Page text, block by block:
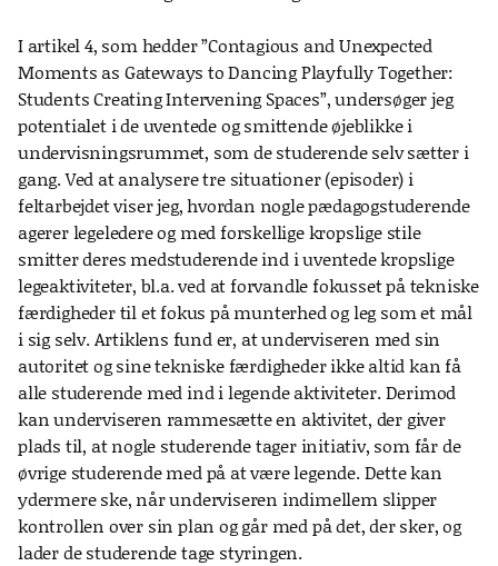
I artikel 4, som hedder ”Contagious and Unexpected
Moments as Gateways to Dancing Playfully Together:
Students Creating Intervening Spaces”, undersøger jeg
potentialet i de uventede og smittende øjeblikke i
undervisningsrummet, som de studerende selv sætter i
gang. Ved at analysere tre situationer (episoder) i
feltarbejdet viser jeg, hvordan nogle pædagogstuderende
agerer legeledere og med forskellige kropslige stile
smitter deres medstuderende ind i uventede kropslige
legeaktiviteter, bl.a. ved at forvandle fokusset på tekniske
færdigheder til et fokus på munterhed og leg som et mål
i sig selv. Artiklens fund er, at underviseren med sin
autoritet og sine tekniske færdigheder ikke altid kan få
alle studerende med ind i legende aktiviteter. Derimod
kan underviseren rammesætte en aktivitet, der giver
plads til, at nogle studerende tager initiativ, som får de
øvrige studerende med på at være legende. Dette kan
ydermere ske, når underviseren indimellem slipper
kontrollen over sin plan og går med på det, der sker, og
lader de studerende tage styringen.